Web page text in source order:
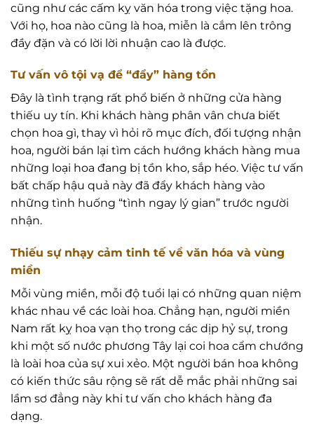
cũng như các cấm kỵ văn hóa trong việc tặng hoa.
Với họ, hoa nào cũng là hoa, miễn là cắm lên trông
đầy đặn và có lời lời nhuận cao là được.
Tư vấn vô tội vạ để “đẩy” hàng tồn
Đây là tình trạng rất phổ biến ở những cửa hàng
thiếu uy tín. Khi khách hàng phân vân chưa biết
chọn hoa gì, thay vì hỏi rõ mục đích, đối tượng nhận
hoa, người bán lại tìm cách hướng khách hàng mua
những loại hoa đang bị tồn kho, sắp héo. Việc tư vấn
bất chấp hậu quả này đã đẩy khách hàng vào
những tình huống “tình ngay lý gian” trước người
nhận.
Thiếu sự nhạy cảm tinh tế về văn hóa và vùng
miền
Mỗi vùng miền, mỗi độ tuổi lại có những quan niệm
khác nhau về các loài hoa. Chẳng hạn, người miền
Nam rất kỵ hoa vạn thọ trong các dịp hỷ sự, trong
khi một số nước phương Tây lại coi hoa cẩm chướng
là loài hoa của sự xui xẻo. Một người bán hoa không
có kiến thức sâu rộng sẽ rất dễ mắc phải những sai
lầm sơ đẳng này khi tư vấn cho khách hàng đa
dạng.